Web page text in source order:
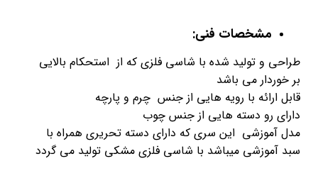
مشخصات فنی:
طراحی و تولید شده با شاسی فلزی که از استحکام بالایی
بر خوردار می باشد
قابل ارائه با رویه هایی از جنس چرم و پارچه
دارای رو دسته هایی از جنس چوب
مدل آموزشی این سری که دارای دسته تحریری همراه با
سبد آموزشی میباشد با شاسی فلزی مشکی تولید می گردد